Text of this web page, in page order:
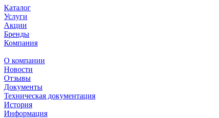
Каталог
Услуги
Акции
Бренды
Компания
О компании
Новости
Отзывы
Документы
Техническая документация
История
Информация